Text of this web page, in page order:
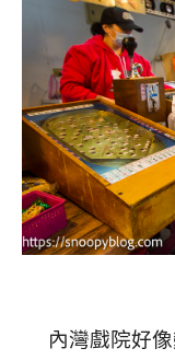
內灣戲院好